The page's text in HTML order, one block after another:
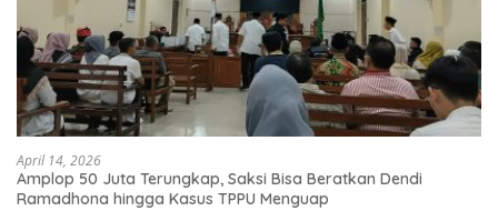
April 14, 2026
Amplop 50 Juta Terungkap, Saksi Bisa Beratkan Dendi
Ramadhona hingga Kasus TPPU Menguap